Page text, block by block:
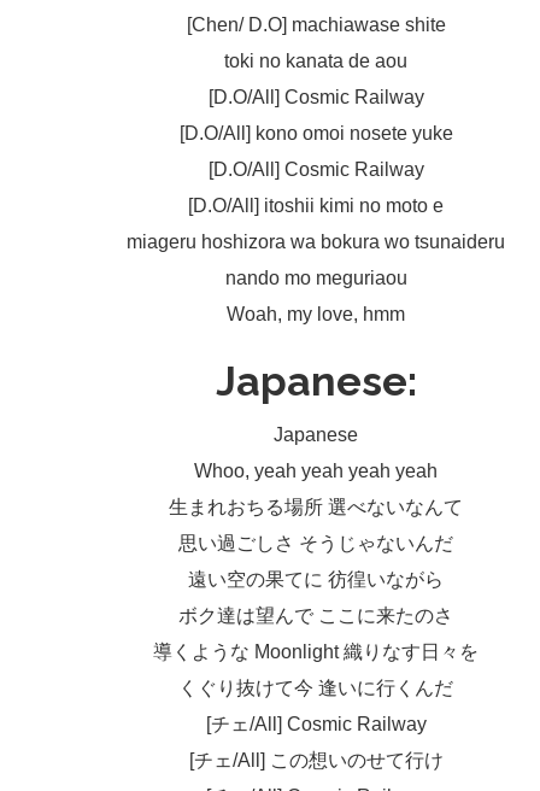
[Chen/ D.O] machiawase shite
toki no kanata de aou
[D.O/All] Cosmic Railway
[D.O/All] kono omoi nosete yuke
[D.O/All] Cosmic Railway
[D.O/All] itoshii kimi no moto e
miageru hoshizora wa bokura wo tsunaideru
nando mo meguriaou
Woah, my love, hmm
Japanese:
Japanese
Whoo, yeah yeah yeah yeah
生まれおちる場所 選べないなんて
思い過ごしさ そうじゃないんだ
遠い空の果てに 彷徨いながら
ボク達は望んで ここに来たのさ
導くような Moonlight 織りなす日々を
くぐり抜けて今 逢いに行くんだ
[チェ/All] Cosmic Railway
[チェ/All] この想いのせて行け